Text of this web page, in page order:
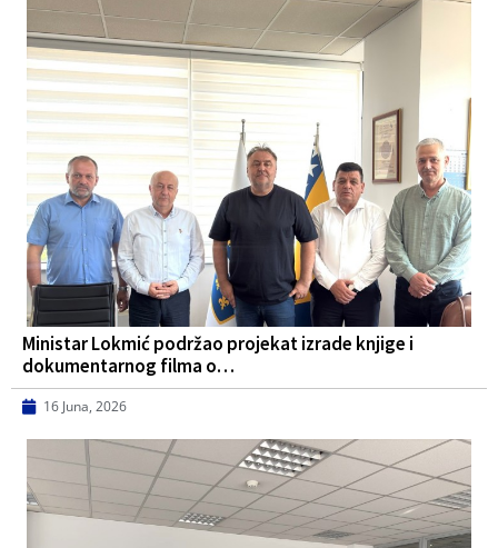
Ministar Lokmić podržao projekat izrade knjige i
dokumentarnog filma o…
16 Juna, 2026